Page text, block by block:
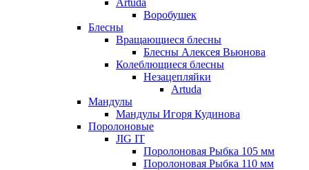
Воробушек
Блесны
Вращающиеся блесны
Блесны Алексея Вьюнова
Колеблющиеся блесны
Незацепляйки
Artuda
Мандулы
Мандулы Игоря Кудинова
Поролоновые
JIG IT
Поролоновая Рыбка 105 мм
Поролоновая Рыбка 110 мм